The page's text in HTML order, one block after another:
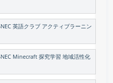
英語クラブ アクティブラーニン
Minecraft 探究学習 地域活性化